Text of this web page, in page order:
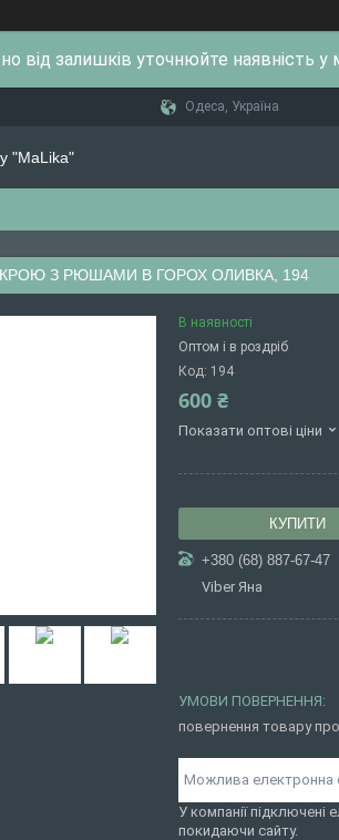
від залишків уточнюйте наявність
Одеса, Україна
"MaLika"
КРОЮ З РЮШАМИ В ГОРОХ ОЛИВКА, 194
В наявності
Оптом і в роздріб
Код: 194
600 ₴
Показати оптові ціни
КУПИТИ
+380 (68) 887-67-47
Viber Яна
повернення товару
У компанії
покидаючи сайту.